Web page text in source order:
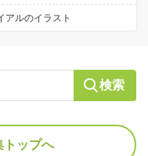
アルのイラスト
検索
トップへ